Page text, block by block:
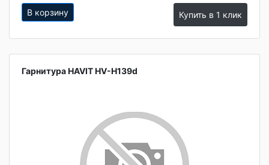
В корзину Купить в 1 клик
Гарнитура HAVIT HV-H139d